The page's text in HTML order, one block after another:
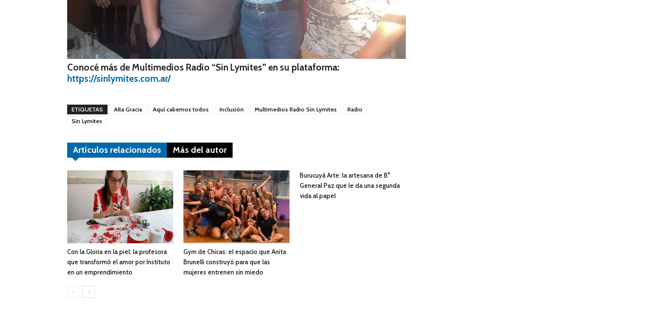
Conocé más de Multimedios Radio “Sin Lymites” en su plataforma:
https://sinlymites.com.ar/
ETIQUETAS Alta Gracia Aquí cabemos todos Inclusión Multimedios Radio Sin Lymites
Radio
Sin Lymites
Artículos relacionados Más del autor
Con la Gloria en la piel: la profesora
que transformó el amor por Instituto
en un emprendimiento
Gym de Chicas: el espacio que Anita
Brunelli construyó para que las
mujeres entrenen sin miedo
Burucuyá Arte: la artesana de B°
General Paz que le da una segunda
vida al papel